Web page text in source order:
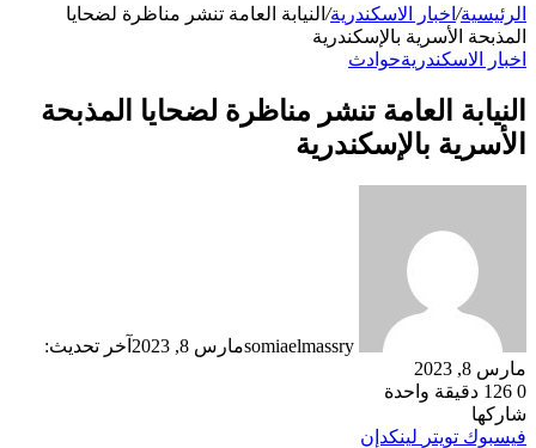
الرئيسية/ اخبار الاسكندرية/ النيابة العامة تنشر مناظرة لضحايا
المذبحة الأسرية بالإسكندرية
اخبار الاسكندريةحوادث
النيابة العامة تنشر مناظرة لضحايا المذبحة
الأسرية بالإسكندرية
somiaelmassryمارس 8, 2023
آخر تحديث:
مارس 8, 2023
0
دقيقة واحدة
شاركها
فيسبوك تويتر لينكدإن